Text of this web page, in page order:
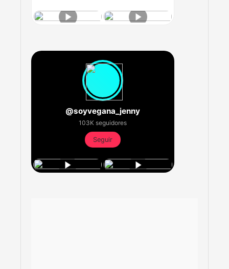
@soyvegana_jenny
103K seguidores
Seguir